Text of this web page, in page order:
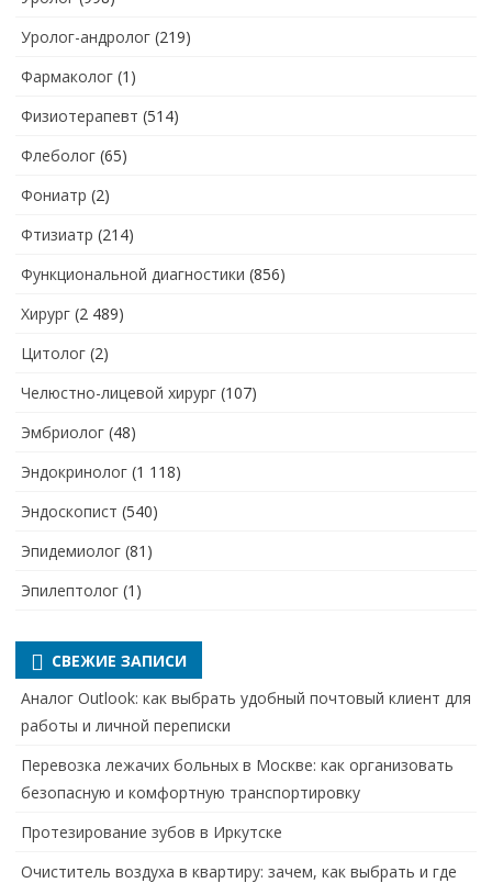
Уролог-андролог (219)
Фармаколог (1)
Физиотерапевт (514)
Флеболог (65)
Фониатр (2)
Фтизиатр (214)
Функциональной диагностики (856)
Хирург (2 489)
Цитолог (2)
Челюстно-лицевой хирург (107)
Эмбриолог (48)
Эндокринолог (1 118)
Эндоскопист (540)
Эпидемиолог (81)
Эпилептолог (1)
СВЕЖИЕ ЗАПИСИ
Аналог Outlook: как выбрать удобный почтовый клиент для
работы и личной переписки
Перевозка лежачих больных в Москве: как организовать
безопасную и комфортную транспортировку
Протезирование зубов в Иркутске
Очиститель воздуха в квартиру: зачем, как выбрать и где